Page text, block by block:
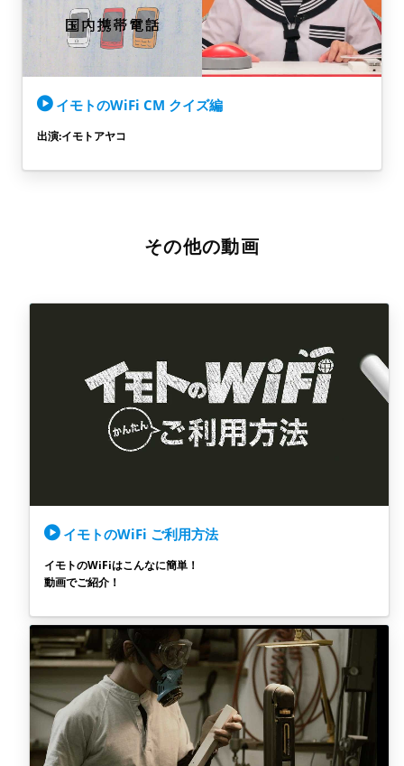
イモトのWiFi CM クイズ編
出演:イモトアヤコ
その他の動画
イモトのWiFi ご利用方法
イモトのWiFiはこんなに簡単！
動画でご紹介！